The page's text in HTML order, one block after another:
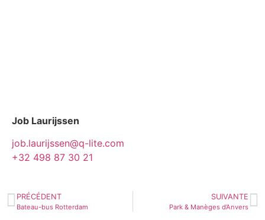
Job Laurijssen
job.laurijssen@q-lite.com
+32 498 87 30 21
PRÉCÉDENT
Bateau-bus Rotterdam
SUIVANTE
Park & ​​​​Manèges d’Anvers